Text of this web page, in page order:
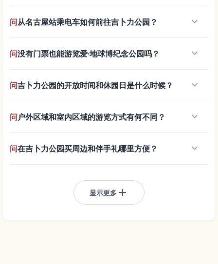
问从名古屋站乘电车如何前往吉卜力公园？ keyboard_arrow_down
问没有门票也能游览爱·地球博纪念公园吗？ keyboard_arrow_down
问吉卜力公园的开放时间和休园日是什么时候？ keyboard_arrow_down
问户外区域和室内区域的游览方式有何不同？ keyboard_arrow_down
问在吉卜力公园买周边和伴手礼哪里方便？ keyboard_arrow_down
显示更多 add